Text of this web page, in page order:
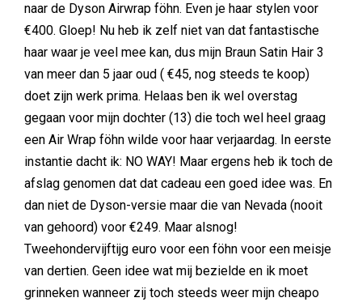
naar de Dyson Airwrap föhn. Even je haar stylen voor
€400. Gloep! Nu heb ik zelf niet van dat fantastische
haar waar je veel mee kan, dus mijn Braun Satin Hair 3
van meer dan 5 jaar oud ( €45, nog steeds te koop)
doet zijn werk prima. Helaas ben ik wel overstag
gegaan voor mijn dochter (13) die toch wel heel graag
een Air Wrap föhn wilde voor haar verjaardag. In eerste
instantie dacht ik: NO WAY! Maar ergens heb ik toch de
afslag genomen dat dat cadeau een goed idee was. En
dan niet de Dyson-versie maar die van Nevada (nooit
van gehoord) voor €249. Maar alsnog!
Tweehondervijftijg euro voor een föhn voor een meisje
van dertien. Geen idee wat mij bezielde en ik moet
grinneken wanneer zij toch steeds weer mijn cheapo